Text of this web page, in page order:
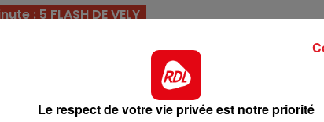
LES APRÈS-MIDI QUI CHANTENT
: 5 FLASH DE VELY
l'an dernier, il s'est bien acclimaté à nos
même en partant en seconde ligne.
place sur cette piste. Ici avec son numéro
il doit y gagner quelques rangs.
Le respect de votre vie privée est notre priorité